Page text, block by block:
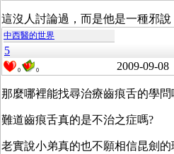
這沒人討論過，而是他是一種邪說
中西醫的世界
5
0 0 2009-09-08
那麼哪裡能找尋治療齒痕舌的學問
難道齒痕舌真的是不治之症嗎?
老實說小弟真的也不願相信昆劍